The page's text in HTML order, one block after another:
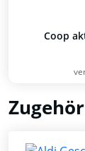
Coop